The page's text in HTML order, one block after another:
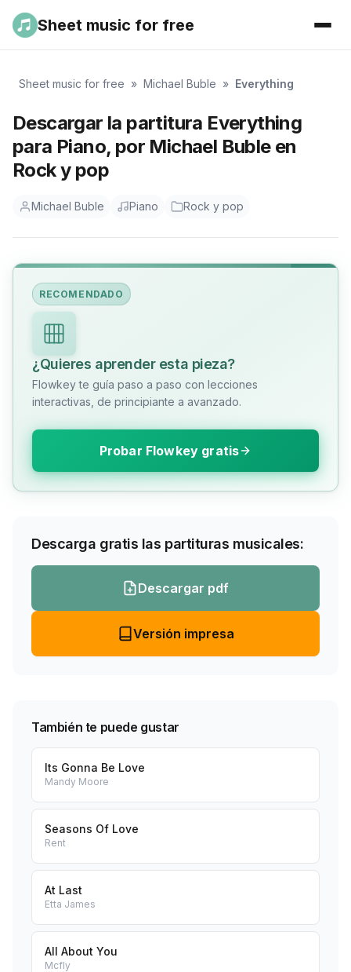
Sheet music for free
Sheet music for free » Michael Buble » Everything
Descargar la partitura Everything
para Piano, por Michael Buble en
Rock y pop
Michael Buble Piano Rock y pop
RECOMENDADO
¿Quieres aprender esta pieza?
Flowkey te guía paso a paso con lecciones
interactivas, de principiante a avanzado.
Probar Flowkey gratis
Descarga gratis las partituras musicales:
Descargar pdf
Versión impresa
También te puede gustar
Its Gonna Be Love
Mandy Moore
Seasons Of Love
Rent
At Last
Etta James
All About You
Mcfly